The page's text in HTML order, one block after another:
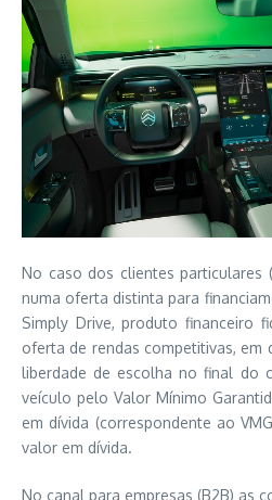
No caso dos clientes particulares
numa oferta distinta para
Simply Drive, produto financeiro
oferta de rendas competitivas,
liberdade de escolha no final do
veículo pelo Valor Mínimo
em dívida (correspondente ao
valor em dívida.
No canal para empresas (B2B) as